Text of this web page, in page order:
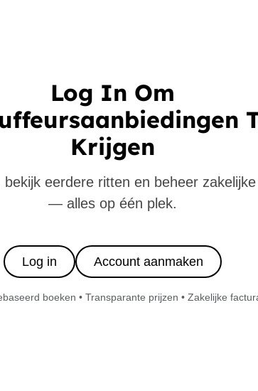
Log In Om
Krijgen
bekijk eerdere ritten en beheer
— alles op één plek.
Log in Account aanmaken
boeken • Transparante prijzen • Zakelijke